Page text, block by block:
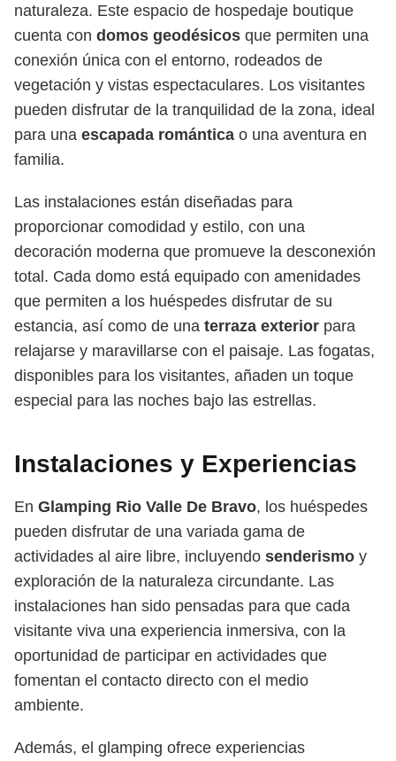
naturaleza. Este espacio de hospedaje boutique
cuenta con domos geodésicos que permiten una
conexión única con el entorno, rodeados de
vegetación y vistas espectaculares. Los visitantes
pueden disfrutar de la tranquilidad de la zona, ideal
para una escapada romántica o una aventura en
familia.
Las instalaciones están diseñadas para
proporcionar comodidad y estilo, con una
decoración moderna que promueve la desconexión
total. Cada domo está equipado con amenidades
que permiten a los huéspedes disfrutar de su
estancia, así como de una terraza exterior para
relajarse y maravillarse con el paisaje. Las fogatas,
disponibles para los visitantes, añaden un toque
especial para las noches bajo las estrellas.
Instalaciones y Experiencias
En Glamping Rio Valle De Bravo, los huéspedes
pueden disfrutar de una variada gama de
actividades al aire libre, incluyendo senderismo y
exploración de la naturaleza circundante. Las
instalaciones han sido pensadas para que cada
visitante viva una experiencia inmersiva, con la
oportunidad de participar en actividades que
fomentan el contacto directo con el medio
ambiente.
Además, el glamping ofrece experiencias